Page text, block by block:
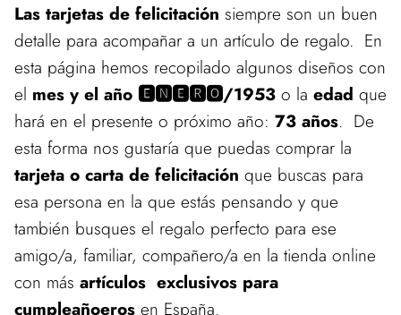
Las tarjetas de felicitación siempre son un buen
detalle para acompañar a un artículo de regalo. En
esta página hemos recopilado algunos diseños con
el mes y el año 🅴🅽🅴🆁🅾/1953 o la edad que
hará en el presente o próximo año: 73 años. De
esta forma nos gustaría que puedas comprar la
tarjeta o carta de felicitación que buscas para
esa persona en la que estás pensando y que
también busques el regalo perfecto para ese
amigo/a, familiar, compañero/a en la tienda online
con más artículos exclusivos para
cumpleañoeros en España.